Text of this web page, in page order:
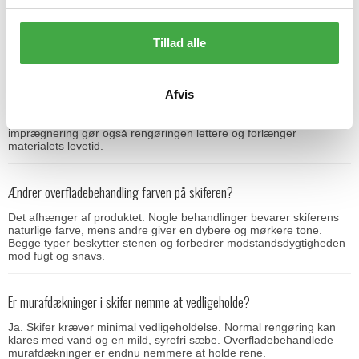
Tillad alle
Afvis
egnet til natursten. Underlaget skal være fast, rent og jævnt. Det er
vigtigt, at murafdækningen monteres med korrekt fald, så vand
imprægnering gør også rengøringen lettere og forlænger
materialets levetid.
Ændrer overfladebehandling farven på skiferen?
Det afhænger af produktet. Nogle behandlinger bevarer skiferens
naturlige farve, mens andre giver en dybere og mørkere tone.
Begge typer beskytter stenen og forbedrer modstandsdygtigheden
mod fugt og snavs.
Er murafdækninger i skifer nemme at vedligeholde?
Ja. Skifer kræver minimal vedligeholdelse. Normal rengøring kan
klares med vand og en mild, syrefri sæbe. Overfladebehandlede
murafdækninger er endnu nemmere at holde rene.